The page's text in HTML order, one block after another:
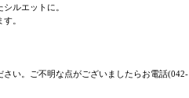
ルエットに。
。
い。ご不明な点がございましたらお電話(042-